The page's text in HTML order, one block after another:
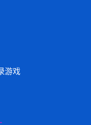
游戏